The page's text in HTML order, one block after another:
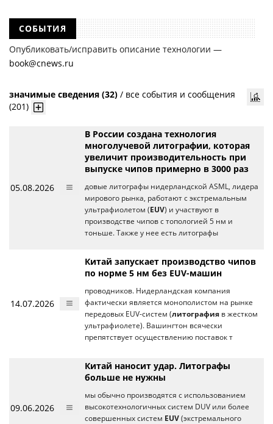
СОБЫТИЯ
Опубликовать/исправить описание технологии —
book@cnews.ru
значимые сведения (32) / все события и сообщения
(201)
05.08.2026
В России создана технология
многолучевой литографии, которая
увеличит производительность при
выпуске чипов примерно в 3000 раз
довые литографы нидерландской ASML, лидера
мирового рынка, работают с экстремальным
ультрафиолетом (EUV) и участвуют в
производстве чипов с топологией 5 нм и
тоньше. Также у нее есть литографы
14.07.2026
Китай запускает производство чипов
по норме 5 нм без EUV-машин
проводников. Нидерландская компания
фактически является монополистом на рынке
передовых EUV-систем (литография в жестком
ультрафиолете). Вашингтон всячески
препятствует осуществлению поставок т
09.06.2026
Китай наносит удар. Литографы
больше не нужны
мы обычно производятся с использованием
высокотехнологичных систем DUV или более
совершенных систем EUV (экстремального